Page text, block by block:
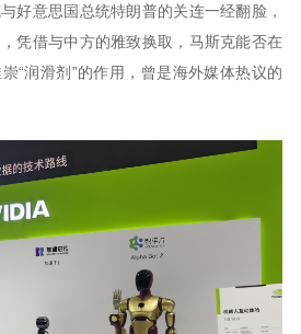
好意思国总统特朗普的关连一经翻脸，
凭借与中方的雅致换取，马斯克能否在
“润滑剂”的作用，曾是海外媒体热议的